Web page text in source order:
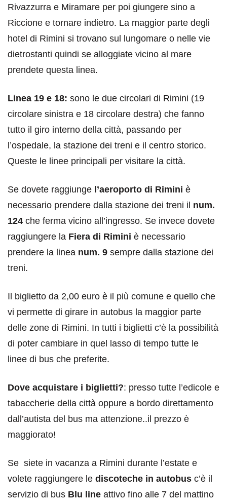
Rivazzurra e Miramare per poi giungere sino a
Riccione e tornare indietro. La maggior parte degli
hotel di Rimini si trovano sul lungomare o nelle vie
dietrostanti quindi se alloggiate vicino al mare
prendete questa linea.
Linea 19 e 18: sono le due circolari di Rimini (19
circolare sinistra e 18 circolare destra) che fanno
tutto il giro interno della città, passando per
l’ospedale, la stazione dei treni e il centro storico.
Queste le linee principali per visitare la città.
Se dovete raggiunge l’aeroporto di Rimini è
necessario prendere dalla stazione dei treni il num.
124 che ferma vicino all’ingresso. Se invece dovete
raggiungere la Fiera di Rimini è necessario
prendere la linea num. 9 sempre dalla stazione dei
treni.
Il biglietto da 2,00 euro è il più comune e quello che
vi permette di girare in autobus la maggior parte
delle zone di Rimini. In tutti i biglietti c’è la possibilità
di poter cambiare in quel lasso di tempo tutte le
linee di bus che preferite.
Dove acquistare i biglietti?: presso tutte l’edicole e
tabaccherie della città oppure a bordo direttamento
dall’autista del bus ma attenzione..il prezzo è
maggiorato!
Se siete in vacanza a Rimini durante l’estate e
volete raggiungere le discoteche in autobus c’è il
servizio di bus Blu line attivo fino alle 7 del mattino